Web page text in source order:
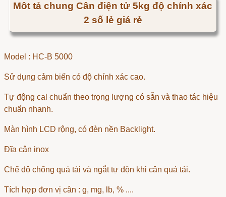
Môt tả chung Cân điện tử 5kg độ chính xác
2 số lẻ giá rẻ
Model : HC-B 5000
Sử dụng cảm biến có độ chính xác cao.
Tự động cal chuẩn theo trọng lượng có sẵn và thao tác hiệu
chuẩn nhanh.
Màn hình LCD rộng, có đèn nền Backlight.
Đĩa cân inox
Chế độ chống quá tải và ngắt tự độn khi cân quá tải.
Tích hợp đơn vị cân : g, mg, lb, % ....